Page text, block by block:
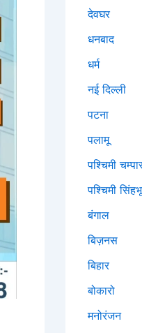
देवघर
धनबाद
धर्म
नई दिल्ली
पटना
पलामू
पश्चिमी
पश्चिमी
बंगाल
बिज़नस
बिहार
बोकारो
मनोरंजन